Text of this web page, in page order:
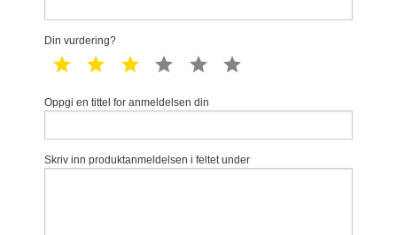
Din vurdering?
1 star 2 star 3 star 4 star 5 star
Oppgi en tittel for anmeldelsen din
Skriv inn produktanmeldelsen i feltet under